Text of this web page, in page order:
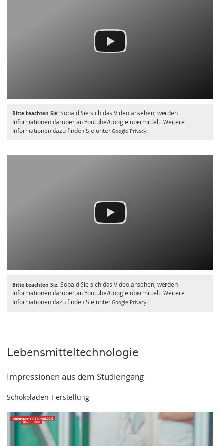
Bitte beachten Sie:Sobald Sie sich das Video ansehen, werden
Informationen darüber an Youtube/Google übermittelt. Weitere
Informationen dazu finden Sie unter Google Privacy.
Bitte beachten Sie:Sobald Sie sich das Video ansehen, werden
Informationen darüber an Youtube/Google übermittelt. Weitere
Informationen dazu finden Sie unter Google Privacy.
Lebensmitteltechnologie
Impressionen aus dem Studiengang
Schokoladen-Herstellung